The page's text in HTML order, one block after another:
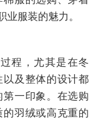
服装的魅力。
程，尤其是在冬
及整体的设计都
一印象。在选购
羽绒或高克重的